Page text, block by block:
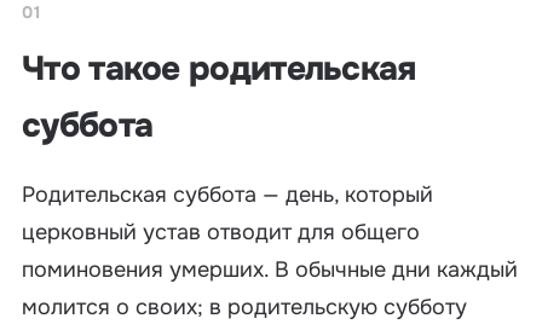
01
Что такое родительская
суббота
Родительская суббота — день, который
церковный устав отводит для общего
поминовения умерших. В обычные дни каждый
молится о своих; в родительскую субботу